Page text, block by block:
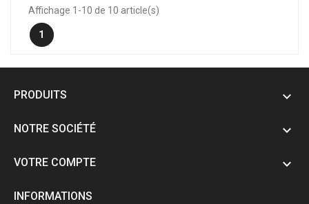
Affichage 1-10 de 10 article(s)
1
PRODUITS 
NOTRE SOCIÉTÉ 
VOTRE COMPTE 
INFORMATIONS